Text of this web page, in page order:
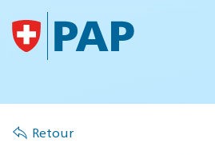
Accéder au contenu principal
Retour